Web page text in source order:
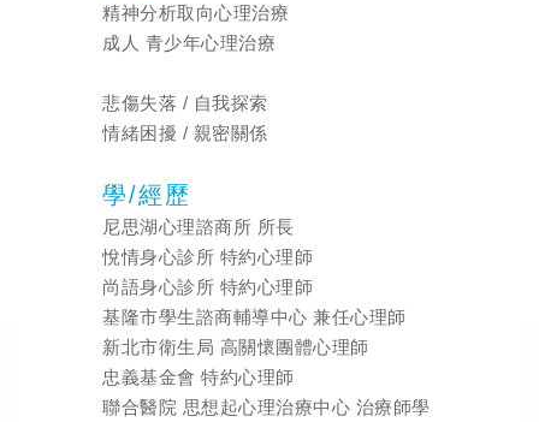
精神分析取向心理治療
成人 青少年心理治療
悲傷失落 / 自我探索
情緒困擾 / 親密關係
學/經歷
尼思湖心理諮商所 所⻑
悅情身心診所 特約心理師
尚語身心診所 特約心理師
基隆市學生諮商輔導中心 兼任心理師
新北市衛生局 高關懷團體心理師
忠義基金會 特約心理師
聯合醫院 思想起心理治療中心 治療師學